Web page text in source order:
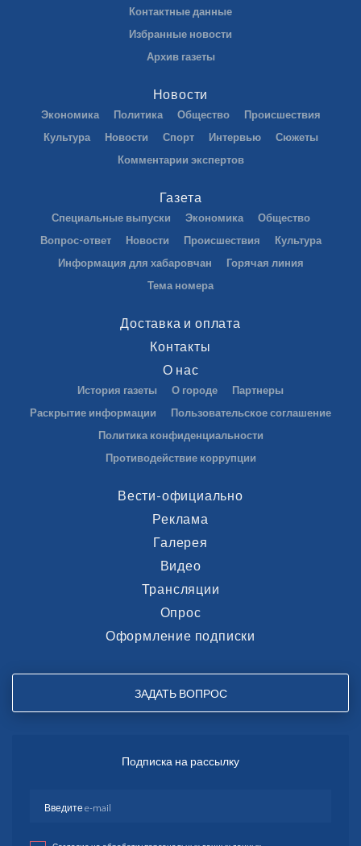
Контактные данные
Избранные новости
Архив газеты
Новости
Экономика Политика Общество
Происшествия
Культура
Новости Спорт Интервью
Сюжеты
Комментарии экспертов
Газета
Специальные выпуски Экономика
Общество
Вопрос-ответ
Новости Происшествия
Культура
Информация для хабаровчан
Горячая линия
Тема номера
Доставка и оплата
Контакты
О нас
История газеты О городе
Партнеры
Раскрытие информации
Пользовательское соглашение
Политика конфиденциальности
Противодействие коррупции
Вести-официально
Реклама
Галерея
Видео
Трансляции
Опрос
Оформление подписки
ЗАДАТЬ ВОПРОС
Подписка на рассылку